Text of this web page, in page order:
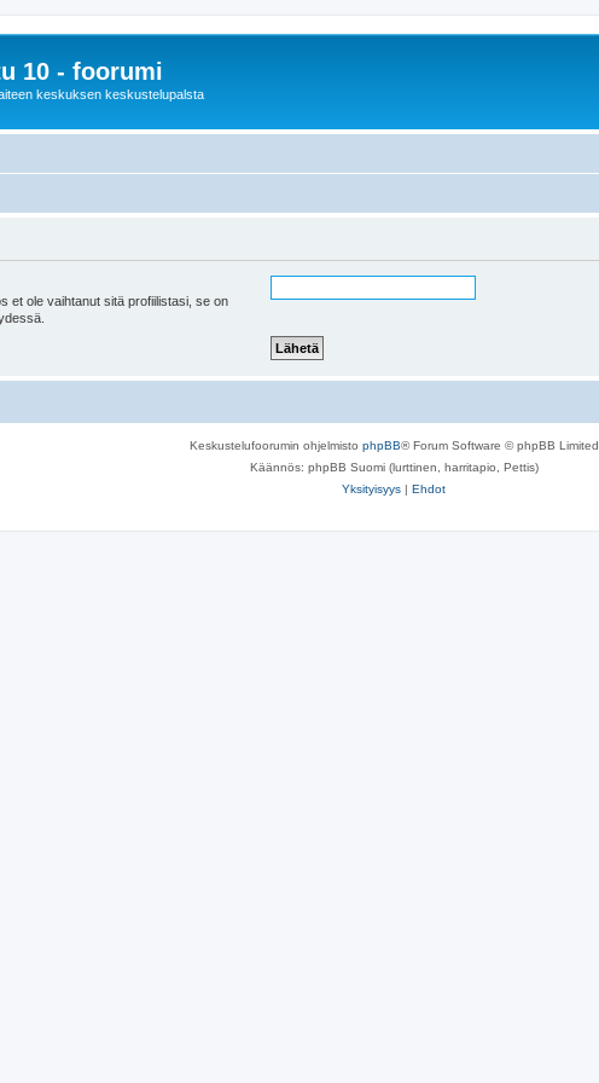
10 - foorumi
keskuksen keskustelupalsta
et ole vaihtanut sitä profiilistasi, se on
Keskustelufoorumin ohjelmisto phpBB® Forum Software © phpBB Limited
Käännös: phpBB Suomi (lurttinen, harritapio, Pettis)
Yksityisyys | Ehdot